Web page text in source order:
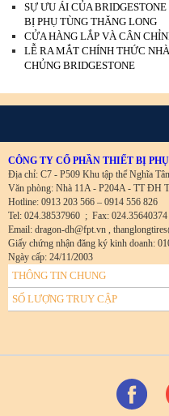
SỰ ƯU ÁI CỦA
BỊ PHỤ TÙNG THĂNG LONG
CỬA HÀNG LẮP VÀ CÂN
LỄ RA MẮT CHÍNH THỨC
CHỦNG BRIDGESTONE
CÔNG TY CỔ PHẦN THIẾT BỊ
Địa chỉ: C7 - P509 Khu tập thể Nghĩa
Văn phòng: Nhà 11A - P204A - TT ĐH
Hotline: 0913 203 566 – 0914 556 826
Tel: 024.38537960 ; Fax: 024.35640374
Email: dragon-dh@fpt.vn ,
Giấy chứng nhận đăng ký kinh doanh:
Ngày cấp: 24/11/2003
THÔNG TIN CHUNG
SỐ LƯỢNG TRUY CẬP